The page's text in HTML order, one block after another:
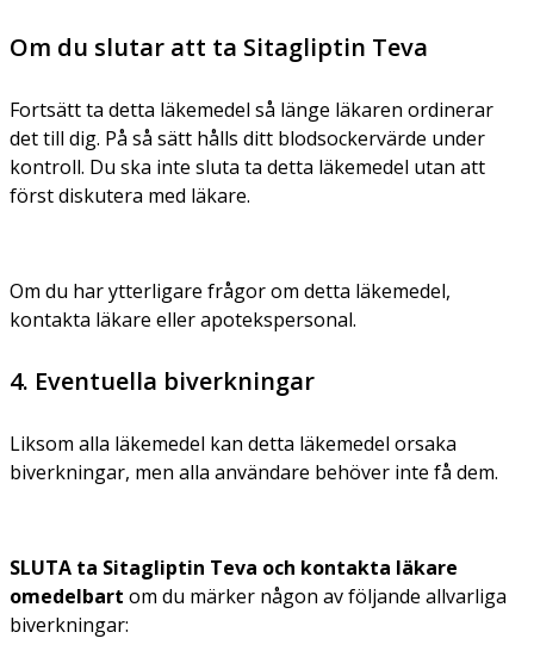
Om du slutar att ta Sitagliptin Teva
Fortsätt ta detta läkemedel så länge läkaren ordinerar
det till dig. På så sätt hålls ditt blodsockervärde under
kontroll. Du ska inte sluta ta detta läkemedel utan att
först diskutera med läkare.
Om du har ytterligare frågor om detta läkemedel,
kontakta läkare eller apotekspersonal.
4. Eventuella biverkningar
Liksom alla läkemedel kan detta läkemedel orsaka
biverkningar, men alla användare behöver inte få dem.
SLUTA ta Sitagliptin Teva och kontakta läkare
omedelbart om du märker någon av följande allvarliga
biverkningar: